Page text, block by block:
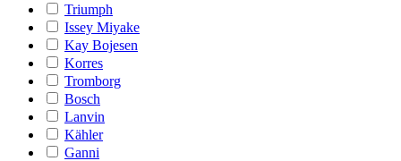
Triumph
Issey Miyake
Kay Bojesen
Korres
Tromborg
Bosch
Lanvin
Kähler
Ganni